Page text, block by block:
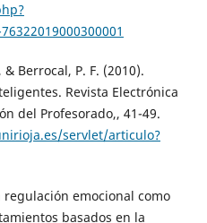
Berrocal, P. F. (2010).
Revista Electrónica
del Profesorado,, 41-49.
servlet/articulo?
regulación emocional como
basados en la